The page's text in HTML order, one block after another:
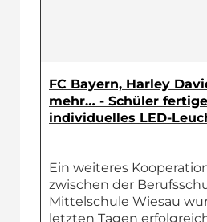
FC Bayern, Harley
mehr… - Schüler
individuelles LED-
Ein weiteres
zwischen der
Mittelschule Wiesau
letzten Tagen